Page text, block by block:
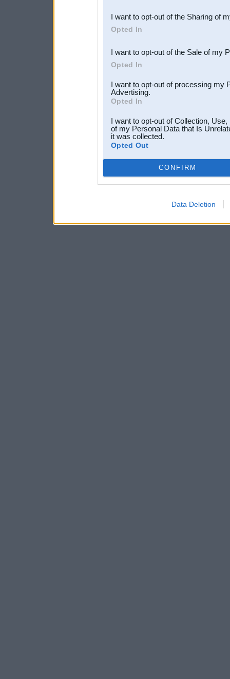
Downstream Participants
third parties.
I want to opt-out of the Sharing of
Opted In
I want to opt-out of the Sale of my
Opted In
I want to opt-out of processing my
Advertising.
Opted In
I want to opt-out of Collection,
of my Personal Data that Is
it was collected.
Opted Out
CONFIRM
Data Deletion